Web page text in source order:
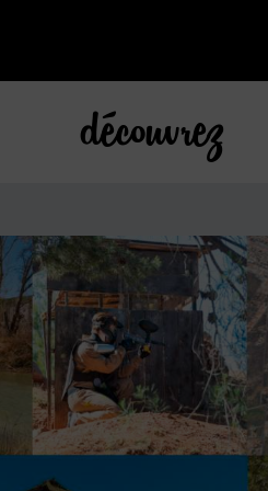
découvrez